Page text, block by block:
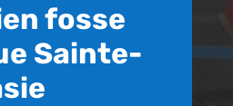
fosse
Sainte-